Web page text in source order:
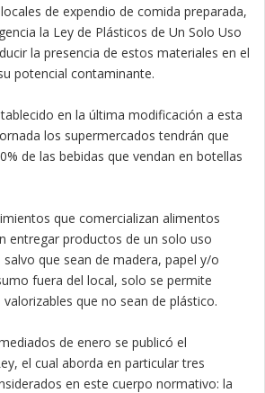
de expendio de comida preparada,
la Ley de Plásticos de Un Solo Uso
la presencia de estos materiales en el
potencial contaminante.
en la última modificación a esta
los supermercados tendrán que
de las bebidas que vendan en botellas
que comercializan alimentos
entregar productos de un solo uso
que sean de madera, papel y/o
fuera del local, solo se permite
que no sean de plástico.
de enero se publicó el
el cual aborda en particular tres
en este cuerpo normativo: la